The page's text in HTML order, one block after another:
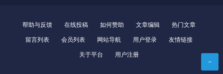
帮助与反馈 在线投稿 如何赞助 文章编辑 热门文章
留言列表 会员列表 网站导航 用户登录 友情链接
关于平台 用户注册